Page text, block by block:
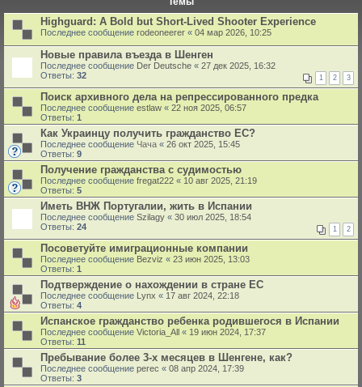
Highguard: A Bold but Short-Lived Shooter Experience
Последнее сообщение rodeoneerer « 04 мар 2026, 10:25
Новые правила въезда в Шенген
Последнее сообщение Der Deutsche « 27 дек 2025, 16:32
Ответы: 32 1 2 3
Поиск архивного дела на репрессированного предка
Последнее сообщение estlaw « 22 ноя 2025, 06:57
Ответы: 1
Как Украинцу получить гражданство ЕС?
Последнее сообщение Чача « 26 окт 2025, 15:45
Ответы: 9
Получение гражданства с судимостью
Последнее сообщение fregat222 « 10 авг 2025, 21:19
Ответы: 5
Иметь ВНЖ Португалии, жить в Испании
Последнее сообщение Szilagy « 30 июл 2025, 18:54
Ответы: 24 1 2
Посоветуйте имиграционные компании
Последнее сообщение Bezviz « 23 июн 2025, 13:03
Ответы: 1
Подтверждение о нахождении в стране ЕС
Последнее сообщение Lynx « 17 авг 2024, 22:18
Ответы: 4
Испанское гражданство ребенка родившегося в Испании
Последнее сообщение Victoria_All « 19 июн 2024, 17:37
Ответы: 11
Пребывание более 3-х месяцев в Шенгене, как?
Последнее сообщение perec « 08 апр 2024, 17:39
Ответы: 3